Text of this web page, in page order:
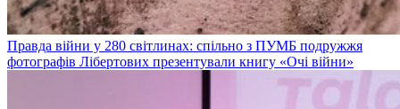
Правда війни у 280 світлинах: спільно з ПУМБ подружжя
фотографів Лібертових презентували книгу «Очі війни»